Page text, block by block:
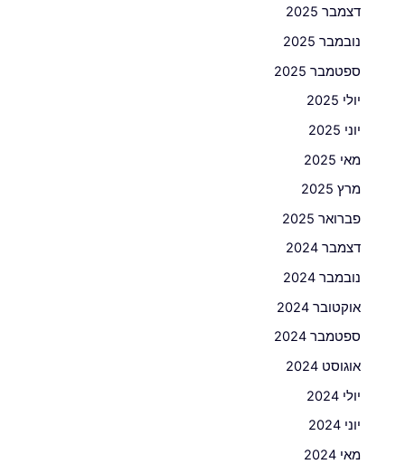
דצמבר 2025
נובמבר 2025
ספטמבר 2025
יולי 2025
יוני 2025
מאי 2025
מרץ 2025
פברואר 2025
דצמבר 2024
נובמבר 2024
אוקטובר 2024
ספטמבר 2024
אוגוסט 2024
יולי 2024
יוני 2024
מאי 2024